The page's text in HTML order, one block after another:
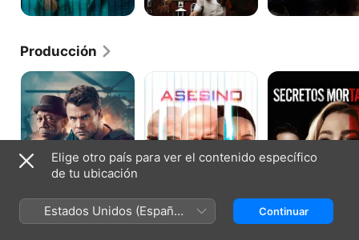
Producción
Furia Asesino
Secretos
mortales
Elige otro país para ver el contenido específico
de tu ubicación
Estados Unidos (Español
México)
Continuar